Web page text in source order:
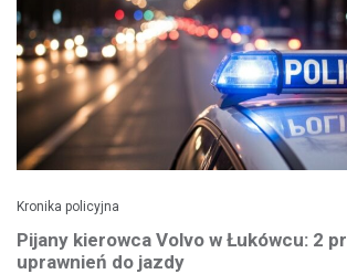
Kronika policyjna
Pijany kierowca Volvo w Łukówcu: 2
uprawnień do jazdy